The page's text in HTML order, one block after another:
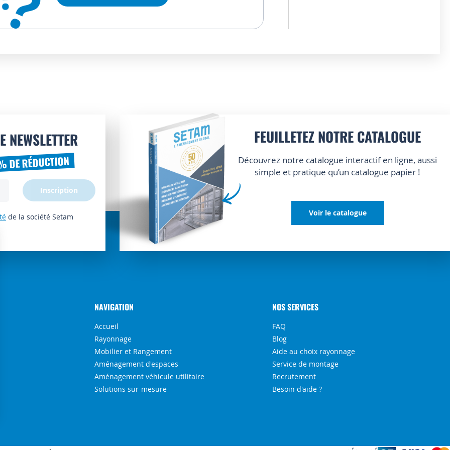
NEWSLETTER
DE RÉDUCTION
de la société Setam
Inscription
FEUILLETEZ NOTRE CATALOGUE
Découvrez notre catalogue interactif en ligne, aussi
simple et pratique qu’un catalogue papier !
Voir le catalogue
NAVIGATION
Accueil
Rayonnage
Mobilier et Rangement
Aménagement d'espaces
Aménagement véhicule utilitaire
Solutions sur-mesure
NOS SERVICES
FAQ
Blog
Aide au choix rayonnage
Service de montage
Recrutement
Besoin d'aide ?